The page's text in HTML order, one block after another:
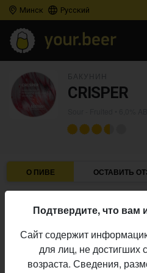
Минск Русский
CRISPER
О ПИВЕ ОСТАВИТЬ
Пивоварня:
Алкоголь:
6,0%
Горечь:
10 IBU
Начало
Подтвердите, что вам
Сайт содержит
для лиц, не достигших
возраста. Сведения,